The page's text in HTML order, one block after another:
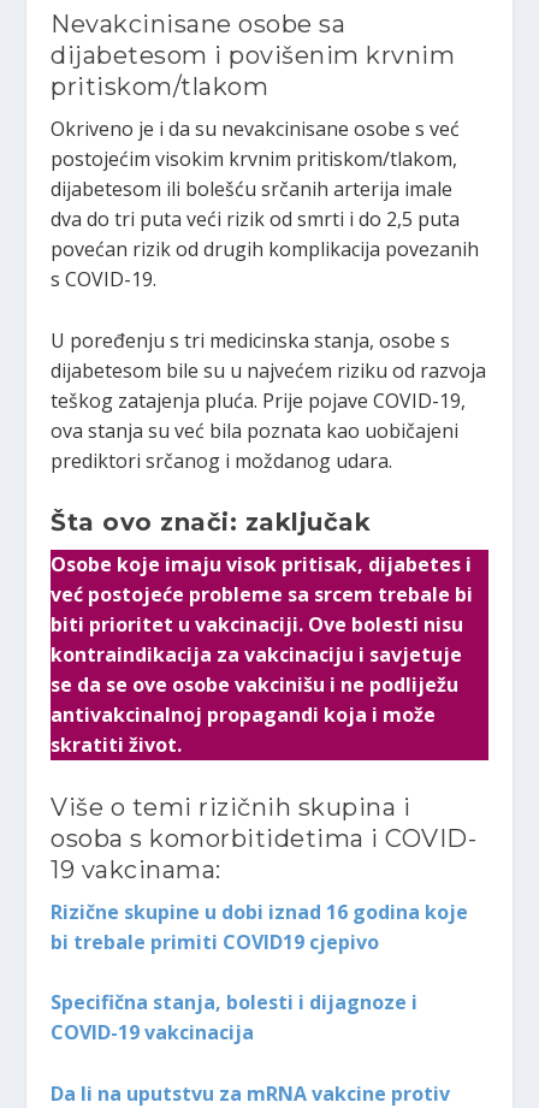
Nevakcinisane osobe sa
dijabetesom i povišenim krvnim
pritiskom/tlakom
Okriveno je i da su nevakcinisane osobe s već
postojećim visokim krvnim pritiskom/tlakom,
dijabetesom ili bolešću srčanih arterija imale
dva do tri puta veći rizik od smrti i do 2,5 puta
povećan rizik od drugih komplikacija povezanih
s COVID-19.
U poređenju s tri medicinska stanja, osobe s
dijabetesom bile su u najvećem riziku od razvoja
teškog zatajenja pluća. Prije pojave COVID-19,
ova stanja su već bila poznata kao uobičajeni
prediktori srčanog i moždanog udara.
Šta ovo znači: zaključak
Osobe koje imaju visok pritisak, dijabetes i
već postojeće probleme sa srcem trebale bi
biti prioritet u vakcinaciji. Ove bolesti nisu
kontraindikacija za vakcinaciju i savjetuje
se da se ove osobe vakcinišu i ne podliježu
antivakcinalnoj propagandi koja i može
skratiti život.
Više o temi rizičnih skupina i
osoba s komorbitidetima i COVID-
19 vakcinama:
Rizične skupine u dobi iznad 16 godina koje
bi trebale primiti COVID19 cjepivo
Specifična stanja, bolesti i dijagnoze i
COVID-19 vakcinacija
Da li na uputstvu za mRNA vakcine protiv